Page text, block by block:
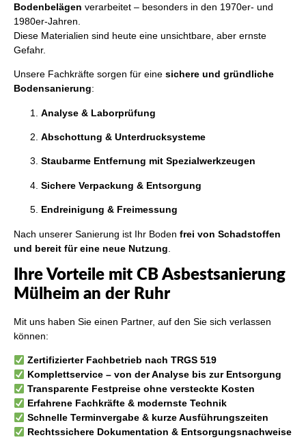
Bodenbelägen verarbeitet – besonders in den 1970er- und
1980er-Jahren.
Diese Materialien sind heute eine unsichtbare, aber ernste
Gefahr.
Unsere Fachkräfte sorgen für eine sichere und gründliche
Bodensanierung:
Analyse & Laborprüfung
Abschottung & Unterdrucksysteme
Staubarme Entfernung mit Spezialwerkzeugen
Sichere Verpackung & Entsorgung
Endreinigung & Freimessung
Nach unserer Sanierung ist Ihr Boden frei von Schadstoffen
und bereit für eine neue Nutzung
Ihre Vorteile mit CB Asbestsanierung
Mülheim an der Ruhr
Mit uns haben Sie einen Partner, auf den Sie sich verlassen
können:
Zertifizierter Fachbetrieb nach TRGS 519
Komplettservice – von der Analyse bis zur Entsorgung
Transparente Festpreise ohne versteckte Kosten
Erfahrene Fachkräfte & modernste Technik
Schnelle Terminvergabe & kurze Ausführungszeiten
Rechtssichere Dokumentation & Entsorgungsnachweise